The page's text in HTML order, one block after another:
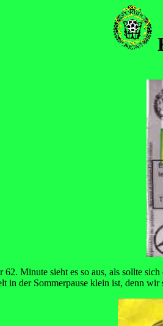
62. Minute sieht es so aus, als sollte
in der Sommerpause klein ist, denn